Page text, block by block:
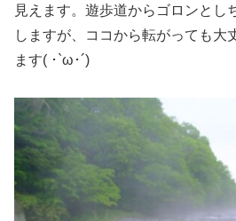
見えます。遊歩道からゴロンとし
しますが、ココから転がっても大
ます( ･`ω･´)